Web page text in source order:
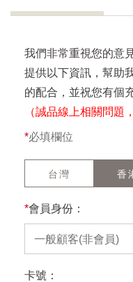
我們非常重視您的意
提供以下資訊，幫助
的配合，並祝您有個
（誠品線上相關問題
*必填欄位
台灣 香
*會員身份：
一般顧客(非會員)
卡號：